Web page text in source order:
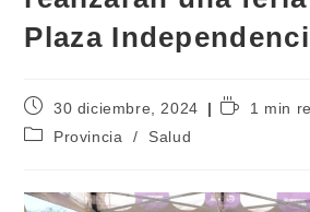
Plaza
30 diciembre, 2024
1 min
Provincia
/ Salud